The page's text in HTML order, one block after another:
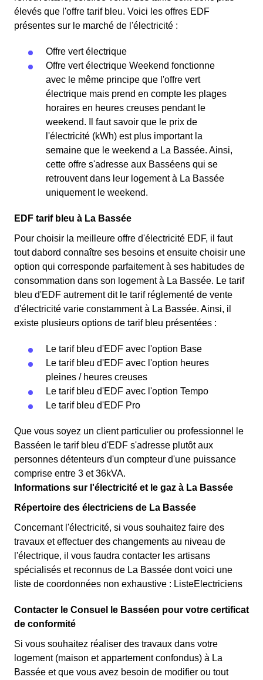
élevés que l'offre tarif bleu. Voici les offres EDF
présentes sur le marché de l'électricité :
Offre vert électrique
Offre vert électrique Weekend fonctionne
avec le même principe que l'offre vert
électrique mais prend en compte les plages
horaires en heures creuses pendant le
weekend. Il faut savoir que le prix de
l'électricité (kWh) est plus important la
semaine que le weekend a La Bassée. Ainsi,
cette offre s'adresse aux Basséens qui se
retrouvent dans leur logement à La Bassée
uniquement le weekend.
EDF tarif bleu à La Bassée
Pour choisir la meilleure offre d'électricité EDF, il faut
tout dabord connaître ses besoins et ensuite choisir une
option qui corresponde parfaitement à ses habitudes de
consommation dans son logement à La Bassée. Le tarif
bleu d'EDF autrement dit le tarif réglementé de vente
d'électricité varie constamment à La Bassée. Ainsi, il
existe plusieurs options de tarif bleu présentées :
Le tarif bleu d'EDF avec l'option Base
Le tarif bleu d'EDF avec l'option heures
pleines / heures creuses
Le tarif bleu d'EDF avec l'option Tempo
Le tarif bleu d'EDF Pro
Que vous soyez un client particulier ou professionnel le
Basséen le tarif bleu d'EDF s'adresse plutôt aux
personnes détenteurs d'un compteur d'une puissance
comprise entre 3 et 36kVA.
Informations sur l'électricité et le gaz à La Bassée
Répertoire des électriciens de La Bassée
Concernant l'électricité, si vous souhaitez faire des
travaux et effectuer des changements au niveau de
l'électrique, il vous faudra contacter les artisans
spécialisés et reconnus de La Bassée dont voici une
liste de coordonnées non exhaustive : ListeElectriciens
Contacter le Consuel le Basséen pour votre certificat
de conformité
Si vous souhaitez réaliser des travaux dans votre
logement (maison et appartement confondus) à La
Bassée et que vous avez besoin de modifier ou tout